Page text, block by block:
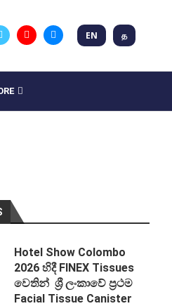
EN த
Hotel Show Colombo
2026 හිදී FINEX Tissues
වෙතින් ශ්‍රී ලංකාවේ ප්‍රථම
Facial Tissue Canister